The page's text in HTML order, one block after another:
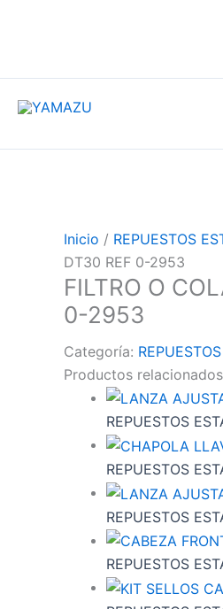
Inicio / REPUESTOS
DT30 REF 0-2953
FILTRO O
0-2953
Categoría:
Productos relacionados
REPUESTOS
REPUESTOS
REPUESTOS
REPUESTOS